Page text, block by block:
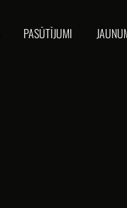
PASŪTĪJUMI